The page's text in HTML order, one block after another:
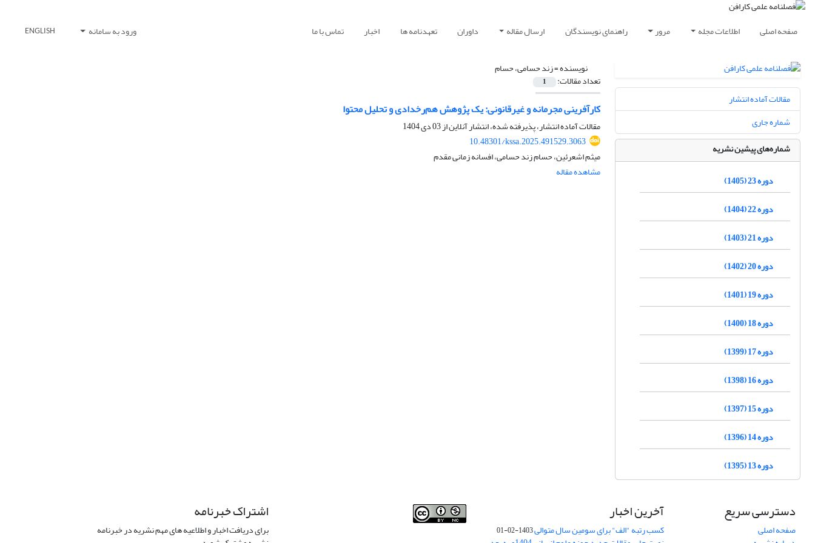
صفحه اصلی اطلاعات مجله مرور راهنمای نویسندگان ارسال مقاله داوران تعهدنامه ها اخبار تماس با ما ورود به سامانه ENGLISH
نویسنده =زند حسامی، حسام
تعداد مقالات: 1
کارآفرینی مجرمانه و غیرقانونی: یک پژوهش هم‌رخدادی و تحلیل محتوا
مقالات آماده انتشار، پذیرفته شده، انتشار آنلاین از03 دی 1404
10.48301/kssa.2025.491529.3063
میثم اشعرئین، حسام زند حسامی، افسانه زمانی مقدم
مشاهده مقاله
مقالات آماده انتشار
شماره جاری
شماره‌های پیشین نشریه
دوره 23 (1405)
دوره 22 (1404)
دوره 21 (1403)
دوره 20 (1402)
دوره 19 (1401)
دوره 18 (1400)
دوره 17 (1399)
دوره 16 (1398)
دوره 15 (1397)
دوره 14 (1396)
دوره 13 (1395)
دسترسی سریع
صفحه اصلی
آخرین اخبار
کسب رتبه "الف" برای سومین سال متوالی1403-02-01
اشتراک خبرنامه
برای دریافت اخبار و اطلاعیه های مهم نشریه در خبرنامه